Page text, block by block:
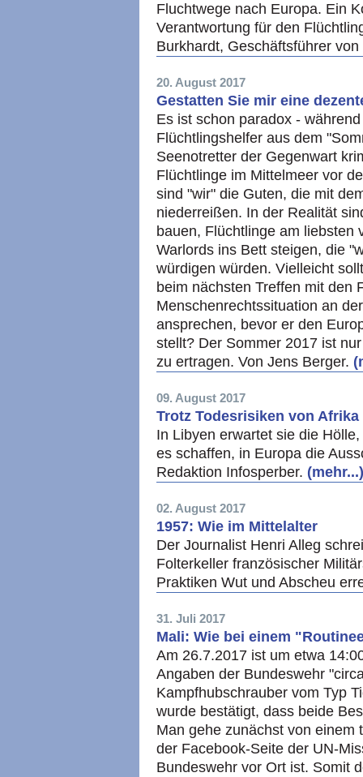
Fluchtwege nach Europa. Ein
Verantwortung für den
Burkhardt, Geschäftsführer
20. August 2017
Gestatten Sie mir eine
Es ist schon paradox -
Flüchtlingshelfer aus dem
Seenotretter der Gegenwart
Flüchtlinge im Mittelmeer vor
sind "wir" die Guten, die mit
niederreißen. In der Realität
bauen, Flüchtlinge am liebsten
Warlords ins Bett steigen, die
würdigen würden. Vielleicht
beim nächsten Treffen mit den
Menschenrechtssituation an
ansprechen, bevor er den
stellt? Der Sommer 2017 ist
zu ertragen. Von Jens Berger.
09. August 2017
Trotz Todesrisiken von
In Libyen erwartet sie die
es schaffen, in Europa die
Redaktion Infosperber. (mehr...)
02. August 2017
1957: Wie im Mittelalter
Der Journalist Henri Alleg
Folterkeller französischer
Praktiken Wut und Abscheu
31. Juli 2017
Mali: Wie bei einem
Am 26.7.2017 ist um etwa
Angaben der Bundeswehr
Kampfhubschrauber vom Typ
wurde bestätigt, dass beide
Man gehe zunächst von
der Facebook-Seite der UN-
Bundeswehr vor Ort ist. Somit